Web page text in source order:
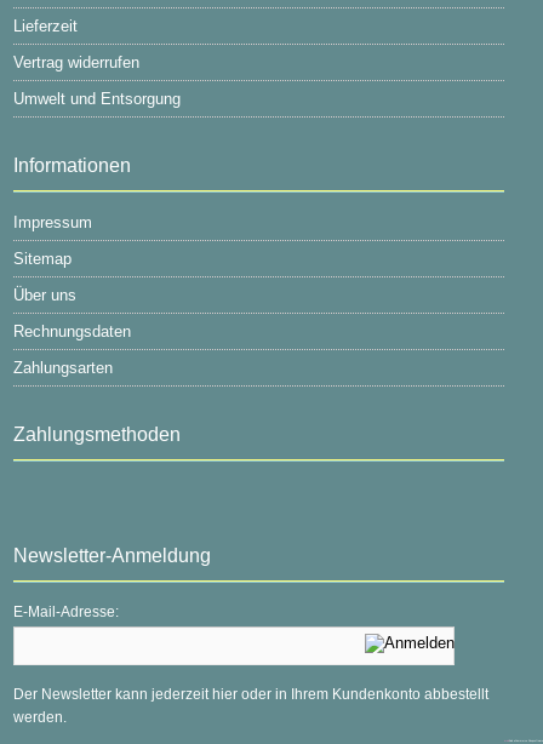
Lieferzeit
Vertrag widerrufen
Umwelt und Entsorgung
Informationen
Impressum
Sitemap
Über uns
Rechnungsdaten
Zahlungsarten
Zahlungsmethoden
Newsletter-Anmeldung
E-Mail-Adresse:
Der Newsletter kann jederzeit hier oder in Ihrem Kundenkonto abbestellt
werden.